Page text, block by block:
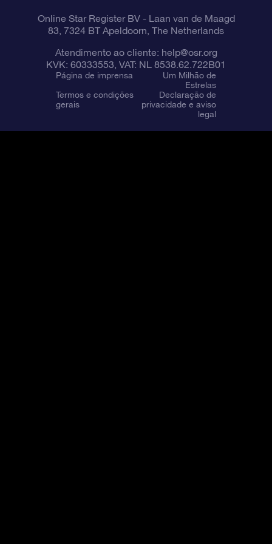
Online Star Register BV- Laan van de Maagd
83, 7324 BT Apeldoorn, The Netherlands
Atendimento ao cliente: help@osr.org
KVK: 60333553, VAT: NL 8538.62.722B01
Página de imprensa
Um Milhão de
Estrelas
Termos e condições
gerais
Declaração de
privacidade e aviso
legal